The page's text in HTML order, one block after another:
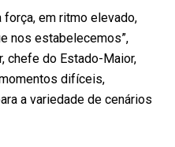
força, em ritmo elevado,
nos estabelecemos”,
chefe do Estado-Maior,
difíceis,
a variedade de cenários